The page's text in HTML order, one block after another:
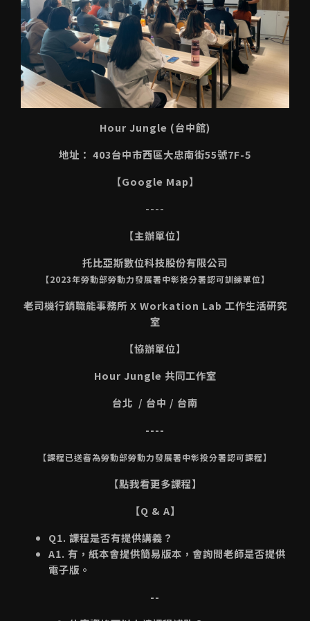
Hour Jungle (台中館)
地址： 403台中市西區大忠南街55號7F-5
【Google Map】
----
【主辦單位】
托比亞斯數位科技股份有限公司
【2023年勞動部勞動力發展署中彰投分署認可訓練單位】
老司機行銷職能事務所 X Workation Lab 工作生活研究
室
【協辦單位】
Hour Jungle 共同工作室
台北 / 台中 / 台南
----
【課程已送審為勞動部勞動力發展署中彰投分署認可課程】
【點我看更多課程】
【Q & A】
Q1. 課程是否有提供講義？
A1. 有，紙本會提供簡易版本，會詢問老師是否提供
電子版。
--